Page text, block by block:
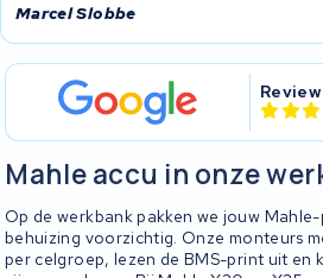
Marcel Slobbe
Mahle accu in onze
Op de werkbank pakken we jouw
behuizing voorzichtig. Onze monteurs
per celgroep, lezen de BMS-print uit en